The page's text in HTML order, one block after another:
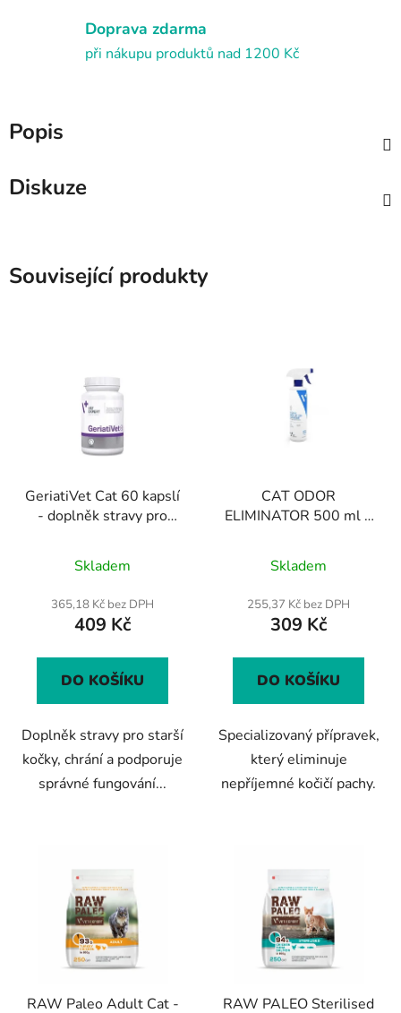
Doprava zdarma
při nákupu produktů nad 1200 Kč
Popis
Diskuze
Související produkty
GeriatiVet Cat 60 kapslí
- doplněk stravy pro
hodnocení
produktu
je
z
Skladem
365,18 Kč bez DPH
409 Kč
DO KOŠÍKU
Doplněk stravy pro starší
kočky, chrání a podporuje
správné fungování...
CAT ODOR
ELIMINATOR 500 ml +
kočičího zápachu
Skladem
255,37 Kč bez DPH
309 Kč
DO KOŠÍKU
Specializovaný přípravek,
který eliminuje
nepříjemné kočičí pachy.
RAW Paleo Adult Cat - RAW PALEO Sterilised